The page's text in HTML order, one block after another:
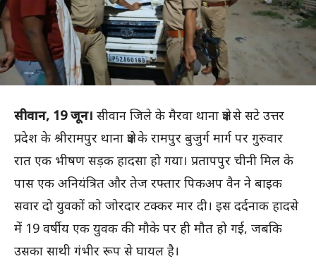
सीवान, 19 जून। सीवान जिले के मैरवा थाना क्षेत्र से सटे उत्तर
प्रदेश के श्रीरामपुर थाना क्षेत्र के रामपुर बुजुर्ग मार्ग पर गुरुवार
रात एक भीषण सड़क हादसा हो गया। प्रतापपुर चीनी मिल के
पास एक अनियंत्रित और तेज रफ्तार पिकअप वैन ने बाइक
सवार दो युवकों को जोरदार टक्कर मार दी। इस दर्दनाक हादसे
में 19 वर्षीय एक युवक की मौके पर ही मौत हो गई, जबकि
उसका साथी गंभीर रूप से घायल है।